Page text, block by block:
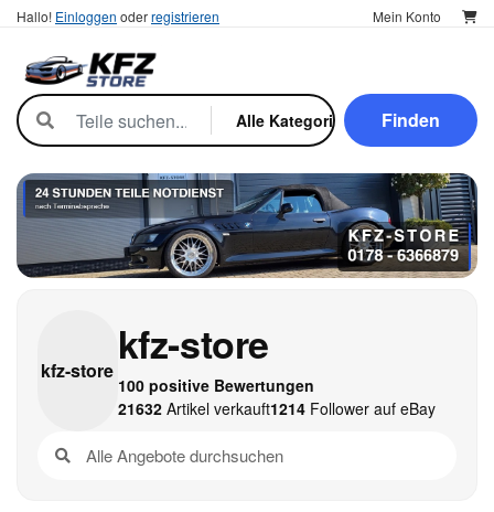
Hallo! Einloggen oderregistrieren Mein Konto
Finden
kfz-store
kfz-store
100 positive Bewertungen
21632Artikel verkauft1214Follower auf eBay